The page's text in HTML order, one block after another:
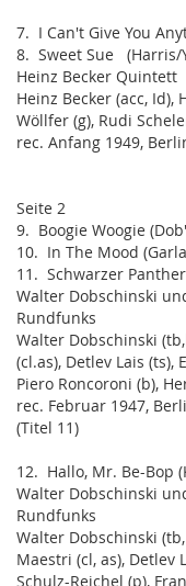
7. I Can't Give You
8. Sweet Sue
Heinz Becker Quintett
Heinz Becker (acc, Id),
Wöllfer (g), Rudi
rec. Anfang 1949,
Seite 2
9. Boogie Woogie
10. In The Mood
11. Schwarzer
Walter Dobschinski
Rundfunks
Walter Dobschinski
(cl.as), Detlev Lais (ts),
Piero Roncoroni (b),
rec. Februar 1947,
(Titel 11)
12. Hallo, Mr. Be-Bop
Walter Dobschinski
Rundfunks
Walter Dobschinski
Maestri (cl, as), Detlev
Schulz-Reichel (p),